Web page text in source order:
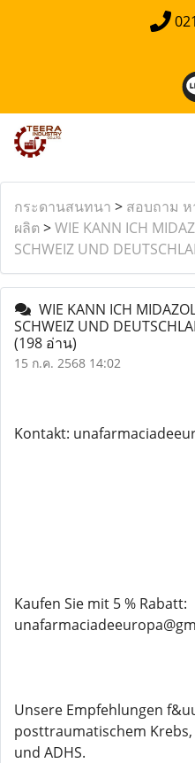
กระดานสนทนา > สอบถาม ห
ผลิต >WIE KANN ICH
SCHWEIZ UND
WIE KANN ICH
SCHWEIZ UND
(198 อ่าน)
15 ก.ค. 2568 14:02
Kontakt:
Kaufen Sie mit 5 % Rabatt:
Unsere Empfehlungen
posttraumatischem
und ADHS.